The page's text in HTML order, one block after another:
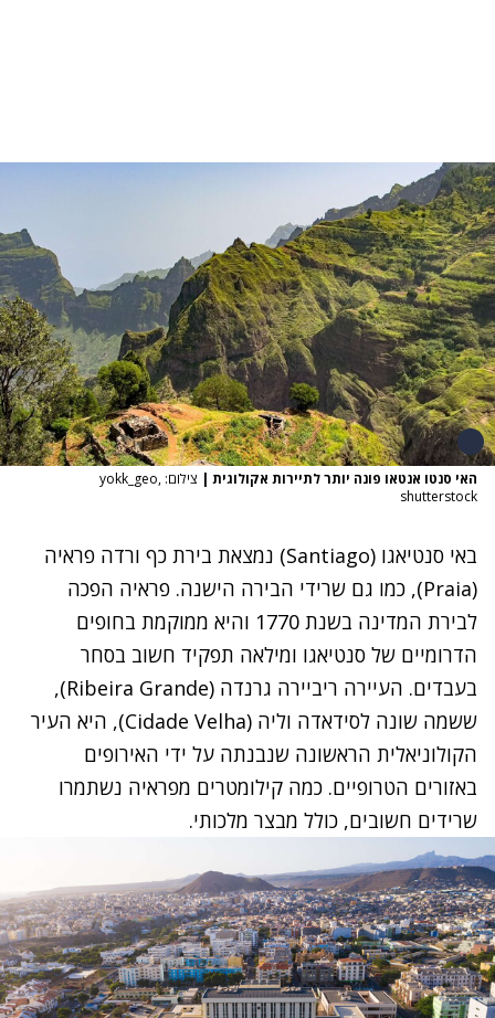
האי סנטו אנטאו פונה יותר לתיירות אקולוגית |
צילום: yokk_geo,
shutterstock
באי סנטיאגו (Santiago) נמצאת בירת כף ורדה פראיה
(
Praia) , כמו גם שרידי הבירה הישנה. פראיה הפכה
לבירת המדינה בשנת 1770 והיא ממוקמת בחופים
הדרומיים של סנטיאגו ומילאה תפקיד חשוב בסחר
בעבדים. העיירה ריביירה גרנדה (Ribeira Grande),
ששמה שונה לסידאדה וליה (Cidade Velha), היא העיר
הקולוניאלית הראשונה שנבנתה על ידי האירופים
באזורים הטרופיים. כמה קילומטרים מפראיה נשתמרו
שרידים חשובים, כולל מבצר מלכותי.